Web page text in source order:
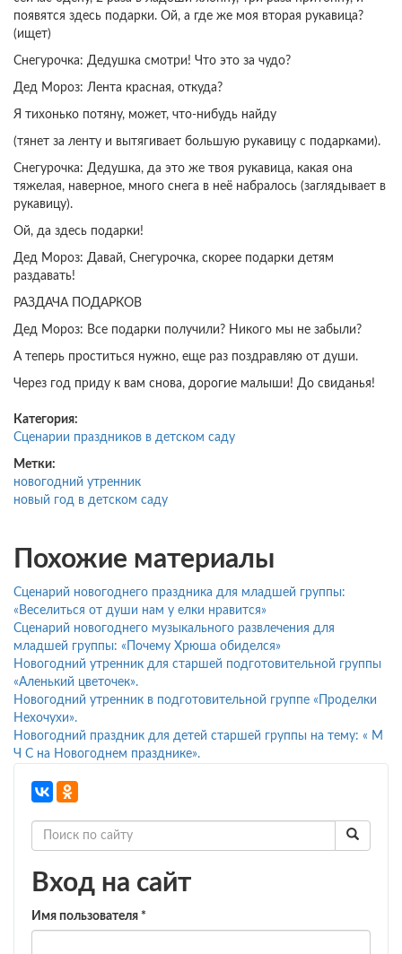
появятся здесь подарки. Ой, а где же моя вторая рукавица?
(ищет)
Снегурочка: Дедушка смотри! Что это за чудо?
Дед Мороз: Лента красная, откуда?
Я тихонько потяну, может, что-нибудь найду
(тянет за ленту и вытягивает большую рукавицу с подарками).
Снегурочка: Дедушка, да это же твоя рукавица, какая она
тяжелая, наверное, много снега в неё набралось (заглядывает в
рукавицу).
Ой, да здесь подарки!
Дед Мороз: Давай, Снегурочка, скорее подарки детям
раздавать!
РАЗДАЧА ПОДАРКОВ
Дед Мороз: Все подарки получили? Никого мы не забыли?
А теперь проститься нужно, еще раз поздравляю от души.
Через год приду к вам снова, дорогие малыши! До свиданья!
Категория:
Сценарии праздников в детском саду
Метки:
новогодний утренник
новый год в детском саду
Похожие материалы
Сценарий новогоднего праздника для младшей группы:
«Веселиться от души нам у елки нравится»
Сценарий новогоднего музыкального развлечения для
младшей группы: «Почему Хрюша обиделся»
Новогодний утренник для старшей подготовительной группы
«Аленький цветочек».
Новогодний утренник в подготовительной группе «Проделки
Нехочухи».
Новогодний праздник для детей старшей группы на тему: « М
Ч С на Новогоднем празднике».
Вход на сайт
Имя пользователя *